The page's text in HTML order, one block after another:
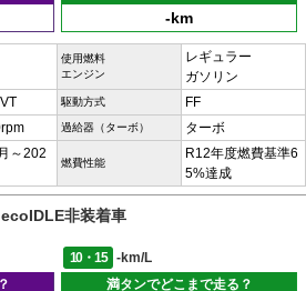
-km
使用燃料
エンジン
レギュラー
ガソリン
駆動方式 FF
過給器（ターボ） ターボ
～202
燃費性能
R12年度燃費基準6
5%達成
非装着車
10・15
-km/L
満タンでどこまで走る？